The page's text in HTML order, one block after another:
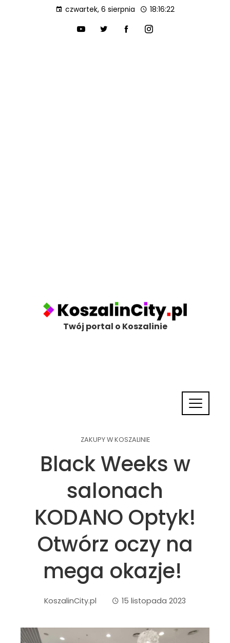
czwartek, 6 sierpnia 18:16:23
Twój portal o Koszalinie
ZAKUPY W KOSZALINIE
Black Weeks w
salonach
KODANO Optyk!
Otwórz oczy na
mega okazje!
KoszalinCity.pl 15 listopada 2023